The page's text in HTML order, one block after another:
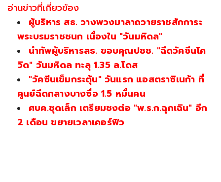
อ่านข่าวที่เกี่ยวข้อง
ผู้บริหาร สธ. วางพวงมาลาถวายราชสักการะ
พระบรมราชชนก เนื่องใน "วันมหิดล"
นำทัพผู้บริหารสธ. ขอบคุณปชช. "ฉีดวัคซีนโค
วิด" วันมหิดล ทะลุ 1.35 ล.โดส
"วัคซีนเข็มกระตุ้น" วันแรก แอสตราซิเนก้า ที่
ศูนย์ฉีดกลางบางซื่อ 1.5 หมื่นคน
ศบค.ชุดเล็ก เตรียมชงต่อ "พ.ร.ก.ฉุกเฉิน" อีก
2 เดือน ขยายเวลาเคอร์ฟิว